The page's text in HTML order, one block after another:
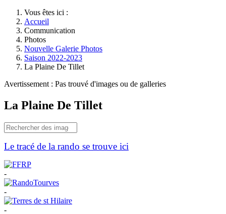
Vous êtes ici :
Accueil
Communication
Photos
Nouvelle Galerie Photos
Saison 2022-2023
La Plaine De Tillet
Avertissement : Pas trouvé d'images ou de galleries
La Plaine De Tillet
Le tracé de la rando se trouve ici
-
-
-